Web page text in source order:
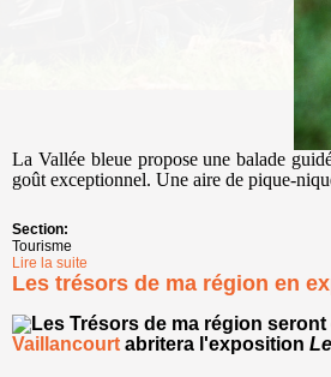
La Vallée bleue propose une balade
goût exceptionnel. Une aire de pique-
Section:
Tourisme
Lire la suite
Les trésors de ma région en
Vaillancourt abritera l'exposition